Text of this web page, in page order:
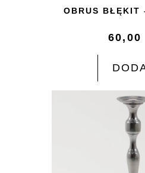
OBRUS BŁĘKIT
60,00